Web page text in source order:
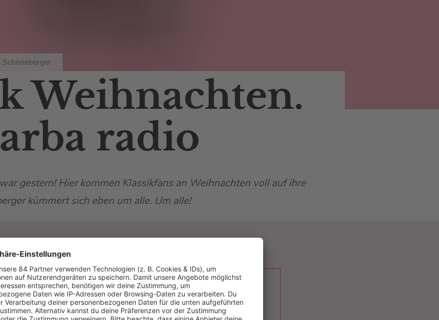
Weihnachten.
radio
gestern! Hier kommen Klassikfans an Weihnachten voll auf ihre
kümmert sich eben um alle. Um alle!